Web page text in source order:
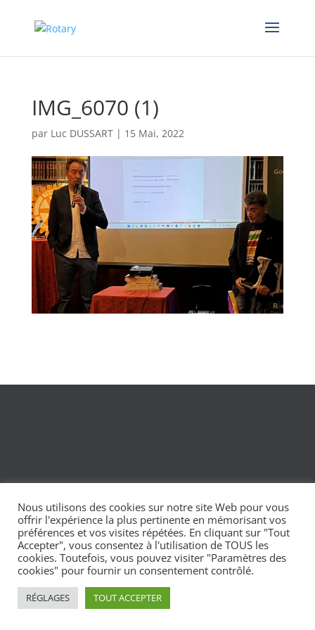
IMG_6070 (1)
par Luc DUSSART| 15 Mai, 2022
Nous utilisons des cookies sur notre site Web pour vous
offrir l'expérience la plus pertinente en mémorisant vos
préférences et vos visites répétées. En cliquant sur "Tout
Accepter", vous consentez à l'utilisation de TOUS les
cookies. Toutefois, vous pouvez visiter "Paramètres des
cookies" pour fournir un consentement contrôlé.
RÉGLAGES TOUT ACCEPTER